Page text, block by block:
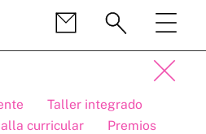
Taller integrado
curricular Premios